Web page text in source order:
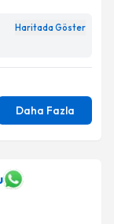
Haritada Göster
Daha Fazla